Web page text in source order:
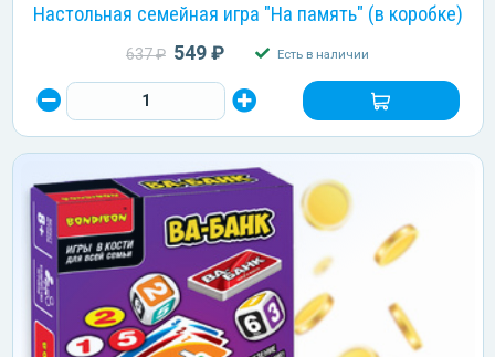
Настольная семейная игра "На память" (в коробке)
637 ₽ 549 ₽ Есть в наличии